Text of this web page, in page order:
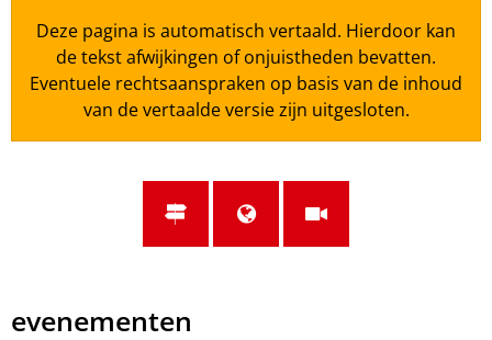
Deze pagina is automatisch vertaald. Hierdoor kan
de tekst afwijkingen of onjuistheden bevatten.
Eventuele rechtsaanspraken op basis van de inhoud
van de vertaalde versie zijn uitgesloten.
evenementen